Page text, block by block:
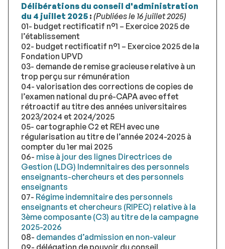
Délibérations du conseil d'administration
du 4 juillet 2025 : (Publiées le 16 juillet 2025)
01- budget rectificatif n°1 – Exercice 2025 de
l’établissement
02- budget rectificatif n°1 – Exercice 2025 de la
Fondation UPVD
03- demande de remise gracieuse relative à un
trop perçu sur rémunération
04- valorisation des corrections de copies de
l’examen national du pré-CAPA avec effet
rétroactif au titre des années universitaires
2023/2024 et 2024/2025
05- cartographie C2 et REH avec une
régularisation au titre de l’année 2024-2025 à
compter du 1er mai 2025
06- mise à jour des lignes Directrices de
Gestion (LDG) Indemnitaires des personnels
enseignants-chercheurs et des personnels
enseignants
07- Régime indemnitaire des personnels
enseignants et chercheurs (RIPEC) relative à la
3ème composante (C3) au titre de la campagne
2025-2026
08- demandes d’admission en non-valeur
09- délégation de pouvoir du conseil